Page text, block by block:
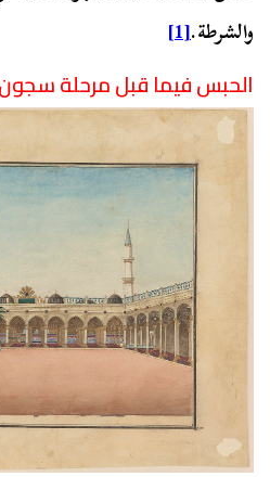
والشرطة.[1]
الحبس فيما قبل مرحلة سجون